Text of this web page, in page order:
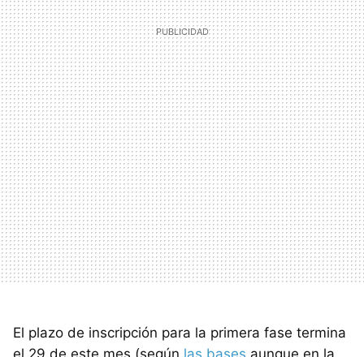
El plazo de inscripción para la primera fase termina
el 29 de este mes (según las bases aunque en la